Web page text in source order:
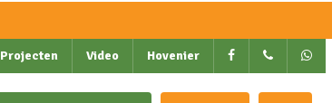
Projecten Video Hovenier